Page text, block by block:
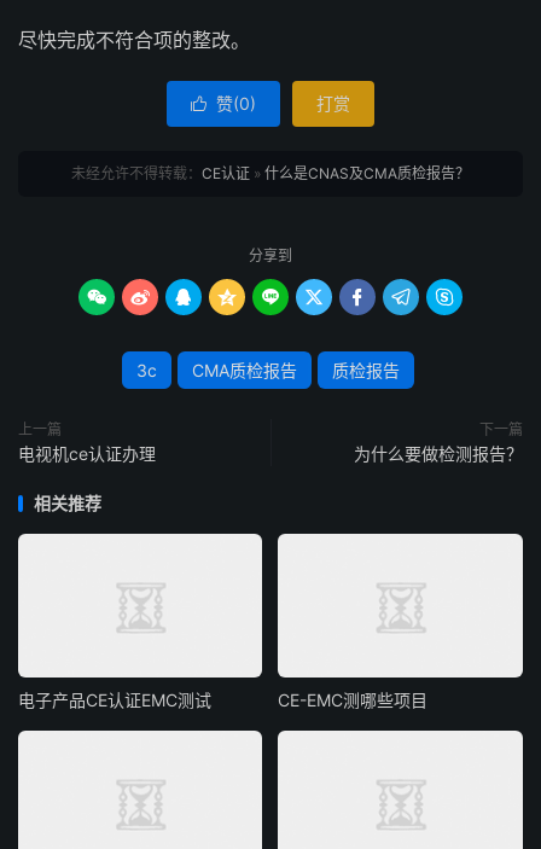
尽快完成不符合项的整改。
 赞(0) 打赏
未经允许不得转载： CE认证 » 什么是CNAS及CMA质检报告？
分享到
        
3c CMA质检报告 质检报告
上一篇
电视机ce认证办理
下一篇
为什么要做检测报告？
相关推荐
电子产品CE认证EMC测试 CE-EMC测哪些项目